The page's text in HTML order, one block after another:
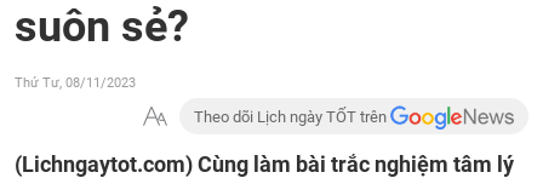
suôn sẻ?
Thứ Tư, 08/11/2023
Theo dõi Lịch ngày TỐT trên
(Lichngaytot.com)Cùng làm bài trắc nghiệm tâm lý